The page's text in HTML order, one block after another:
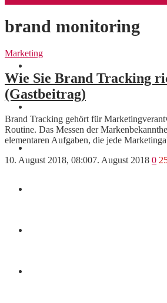
Allgemein
brand monitoring
Marketing
Wie Sie Brand Tracking
(Gastbeitrag)
Brand Tracking gehört für
Routine. Das Messen der
elementaren Aufgaben, die jede
10. August 2018, 08:007. August 2018 0